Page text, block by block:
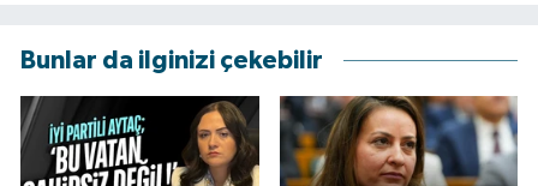
Bunlar da ilginizi çekebilir